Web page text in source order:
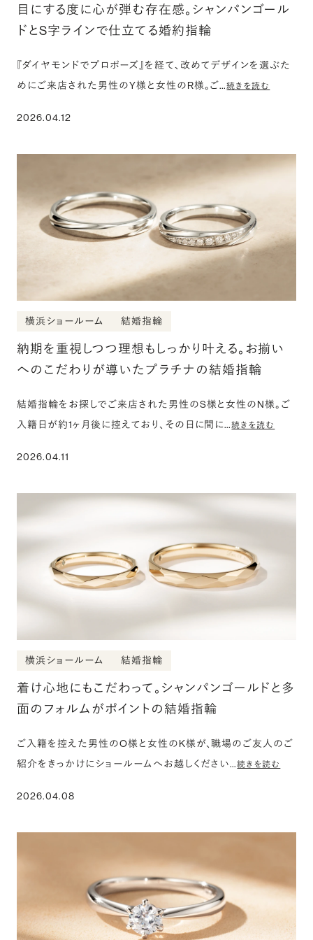
目にする度に心が弾む存在感。シャンパンゴール
ドとS字ラインで仕立てる婚約指輪
『ダイヤモンドでプロポーズ』を経て、改めてデザインを選ぶた
めにご来店された男性のY様と女性のR様。ご…続きを読む
2026.04.12
横浜ショールーム 結婚指輪
納期を重視しつつ理想もしっかり叶える。お揃い
へのこだわりが導いたプラチナの結婚指輪
結婚指輪をお探しでご来店された男性のS様と女性のN様。ご
入籍日が約1ヶ月後に控えており、その日に間に…続きを読む
2026.04.11
横浜ショールーム 結婚指輪
着け心地にもこだわって。シャンパンゴールドと多
面のフォルムがポイントの結婚指輪
ご入籍を控えた男性のO様と女性のK様が、職場のご友人のご
紹介をきっかけにショールームへお越しください…続きを読む
2026.04.08